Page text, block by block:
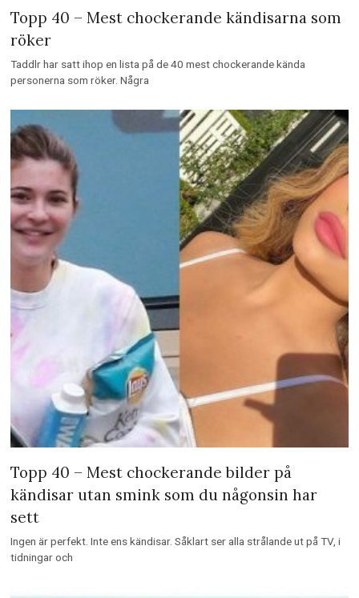
Topp 40 – Mest chockerande kändisarna som
röker
Taddlr har satt ihop en lista på de 40 mest chockerande kända
personerna som röker. Några
Topp 40 – Mest chockerande bilder på
kändisar utan smink som du någonsin har
sett
Ingen är perfekt. Inte ens kändisar. Såklart ser alla strålande ut på TV, i
tidningar och